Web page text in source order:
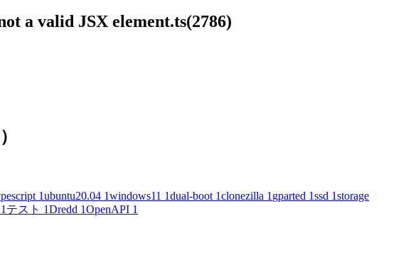
a valid JSX element.ts(2786)
1ubuntu20.04 1windows11 1dual-boot 1clonezilla 1 gparted 1ssd 1storage
1 テスト 1Dredd 1OpenAPI 1